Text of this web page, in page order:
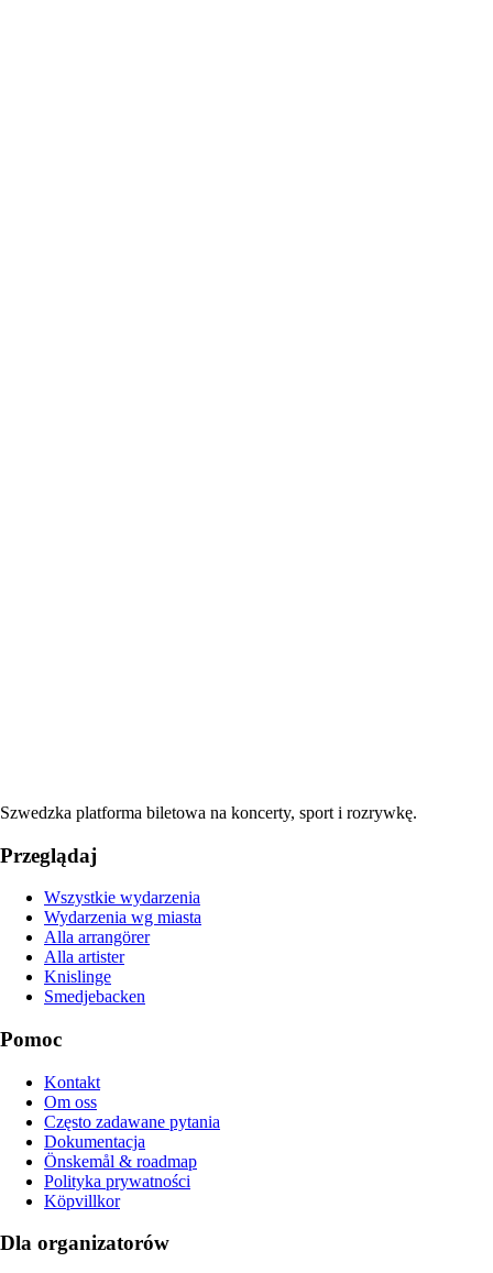
Szwedzka platforma biletowa na koncerty, sport i rozrywkę.
Przeglądaj
Wszystkie wydarzenia
Wydarzenia wg miasta
Alla arrangörer
Alla artister
Knislinge
Smedjebacken
Pomoc
Kontakt
Om oss
Często zadawane pytania
Dokumentacja
Önskemål & roadmap
Polityka prywatności
Köpvillkor
Dla organizatorów